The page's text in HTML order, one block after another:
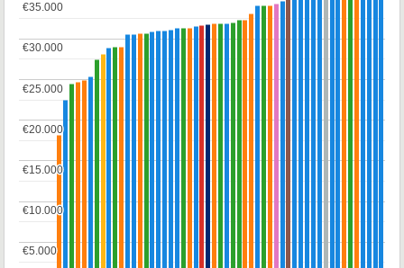
€5.000
€5.000
€10.000
€10.000
€15.000
€15.000
€20.000
€20.000
€25.000
€25.000
€30.000
€30.000
€35.000
€35.000